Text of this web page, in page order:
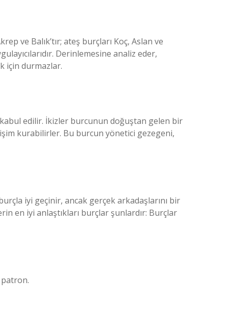
ve Balık’tır; ateş burçları Koç, Aslan ve
Derinlemesine analiz eder,
için durmazlar.
edilir. İkizler burcunun doğuştan gelen bir
kurabilirler. Bu burcun yönetici gezegeni,
iyi geçinir, ancak gerçek arkadaşlarını bir
en iyi anlaştıkları burçlar şunlardır: Burçlar
patron.